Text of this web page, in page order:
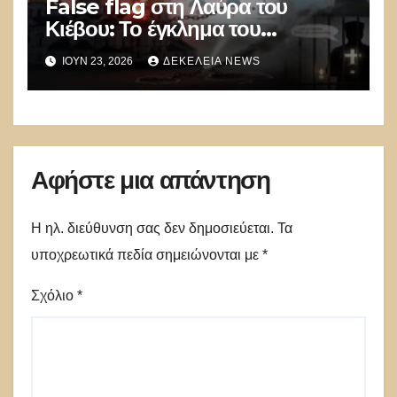
False flag στη Λαύρα του
Κιέβου: Το έγκλημα του
καθεστώτος Zelensky ενάντια
στην Ορθοδοξία – Οι αποδείξεις
που συγκλονίζουν
ΙΟΎΝ 23, 2026 ΔΕΚΈΛΕΙΑ NEWS
Αφήστε μια απάντηση
Η ηλ. διεύθυνση σας δεν δημοσιεύεται. Τα
υποχρεωτικά πεδία σημειώνονται με *
Σχόλιο *